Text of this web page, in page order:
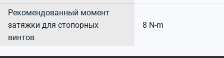
Рекомендованный момент
затяжки для стопорных
винтов
8 N-m